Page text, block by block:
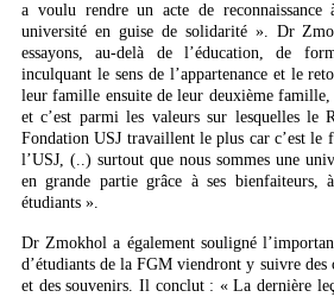
a voulu rendre un acte de
université en guise de solidarité ». Dr
essayons, au-delà de l’éducation, de
inculquant le sens de l’appartenance et le
leur famille ensuite de leur deuxième
et c’est parmi les valeurs sur lesquelles le
Fondation USJ travaillent le plus car c’est le
l’USJ, (..) surtout que nous sommes une
en grande partie grâce à ses bienfaiteurs,
étudiants ».
Dr Zmokhol a également souligné
d’étudiants de la FGM viendront y suivre des
et des souvenirs. Il conclut : « La dernière